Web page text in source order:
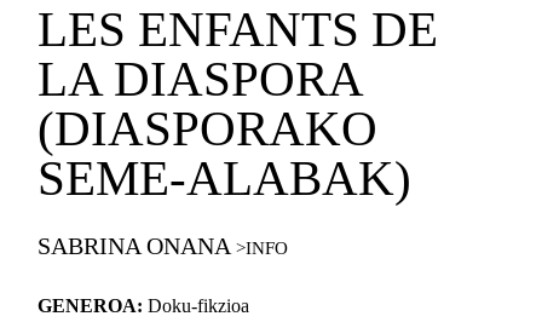
LES ENFANTS DE
LA DIASPORA
(DIASPORAKO
SEME-ALABAK)
SABRINA ONANA
GENEROA: Doku-fikzioa